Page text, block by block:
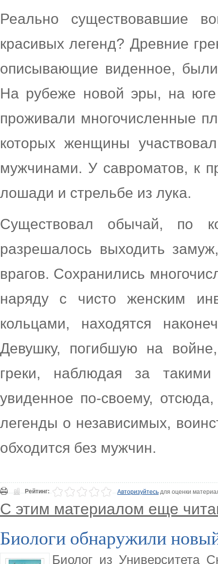
Реально существовавшие
красивых легенд? Древние
описывающие виденное,
На рубеже новой эры, на
проживали многочисленные
которых женщины
мужчинами. У савроматов, к
лошади и стрельбе из лука.
Существовал обычай, по
разрешалось выходить
врагов. Сохранились
наряду с чисто женским
кольцами, находятся
Девушку, погибшую на
греки, наблюдая за
увиденное по-своему,
легенды о независимых,
обходится без мужчин.
Рейтинг: Авторизуйтесьдля оценки
С этим материалом еще
Биологи обнаружили
Биолог из Университета